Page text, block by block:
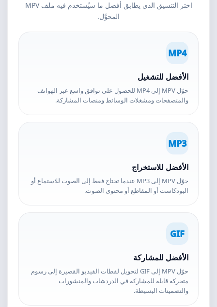
اختر التنسيق الذي يطابق أفضل ما سيُستخدم فيه ملف MPV
المحوَّل.
MP4
الأفضل للتشغيل
حوّل MPV إلى MP4 للحصول على توافق واسع عبر الهواتف
والمتصفحات ومشغلات الوسائط ومنصات المشاركة.
MP3
الأفضل للاستخراج
حوّل MPV إلى MP3 عندما تحتاج فقط إلى الصوت للاستماع أو
البودكاست أو المقاطع أو محتوى الصوت.
GIF
الأفضل للمشاركة
حوّل MPV إلى GIF لتحويل لقطات الفيديو القصيرة إلى رسوم
متحركة قابلة للمشاركة في الدردشات والمنشورات
والتضمينات البسيطة.